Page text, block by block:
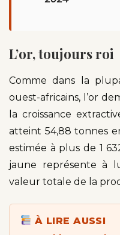
L’or, toujours roi
Comme dans la
ouest-africains, l’or
la croissance
atteint 54,88 tonnes
estimée à plus de 1
jaune représente à
valeur totale de la
À LIRE AUSSI